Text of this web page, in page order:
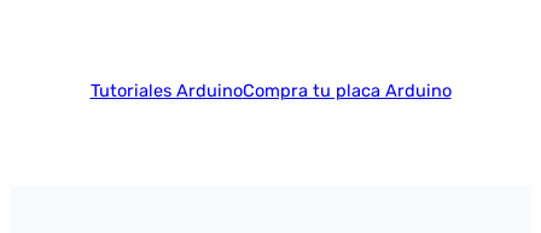
Tutoriales ArduinoCompra tu placa Arduino